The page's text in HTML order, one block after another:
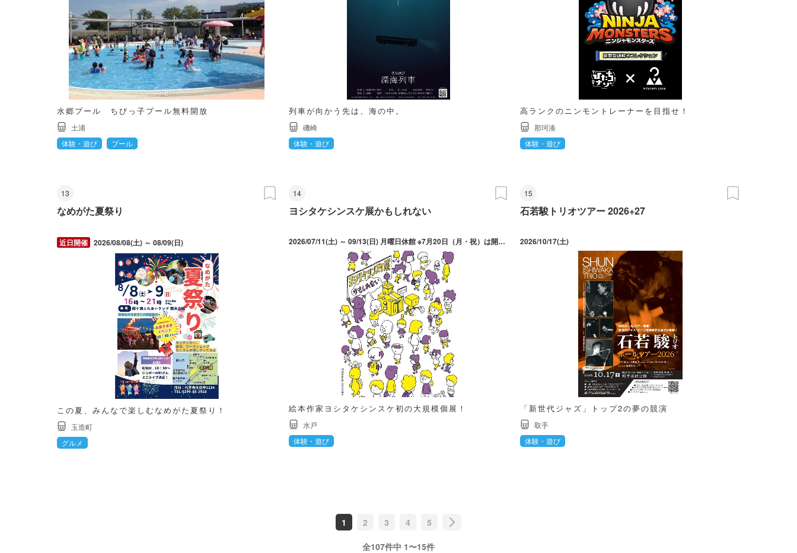
水郷プール ちびっ子プール無料開放
土浦
体験・遊び
プール
列車が向かう先は、海の中。
磯崎
体験・遊び
高ランクのニンモントレーナーを目指せ！
那珂湊
体験・遊び
13
なめがた夏祭り
2026/08/08(土) ～ 08/09(日)
この夏、みんなで楽しむなめがた夏祭り！
玉造町
グルメ
14
ヨシタケシンスケ展かもしれない
2026/07/11(土) ～ 09/13(日) 月曜日休館 ※7月20日（月・祝）は開館、翌日休館
絵本作家ヨシタケシンスケ初の大規模個展！
水戸
体験・遊び
15
石若駿トリオツアー 2026+27
2026/10/17(土)
「新世代ジャズ」トップ2の夢の競演
取手
体験・遊び
1 2 3 4 5
全107件中 1〜15件